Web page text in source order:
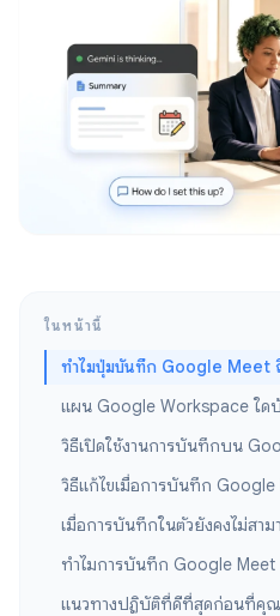
ในหน้านี้
ทำไมปุ่มบันทึก Google Meet
แผน Google Workspace ใด
วิธีเปิดใช้งานการบันทึกบน
วิธีแก้ไขเมื่อการบันทึก Google
เมื่อการบันทึกในตัวยังคงไม่สาม
แนวทางปฏิบัติที่ดีที่สุดก่อนที่คุ